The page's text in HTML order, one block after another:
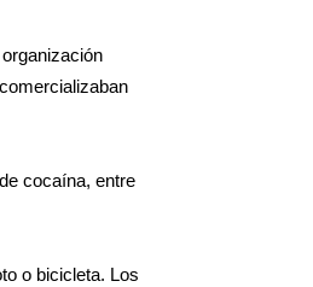
cocaína, entre
o bicicleta. Los